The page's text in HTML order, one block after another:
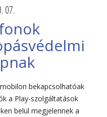
07.
bekapcsolhatóak
a Play-szolgáltatások
belül megjelennek a